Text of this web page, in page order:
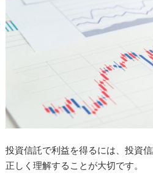
投資信託で利益を得るには、投資
正しく理解することが大切です。